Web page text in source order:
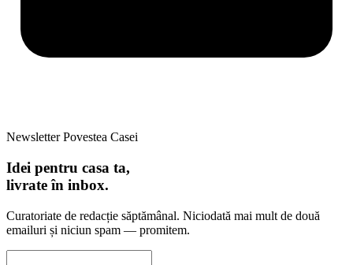
Newsletter Povestea Casei
Idei pentru casa ta,
livrate în inbox.
Curatoriate de redacție săptămânal. Niciodată mai mult de două
emailuri și niciun spam — promitem.